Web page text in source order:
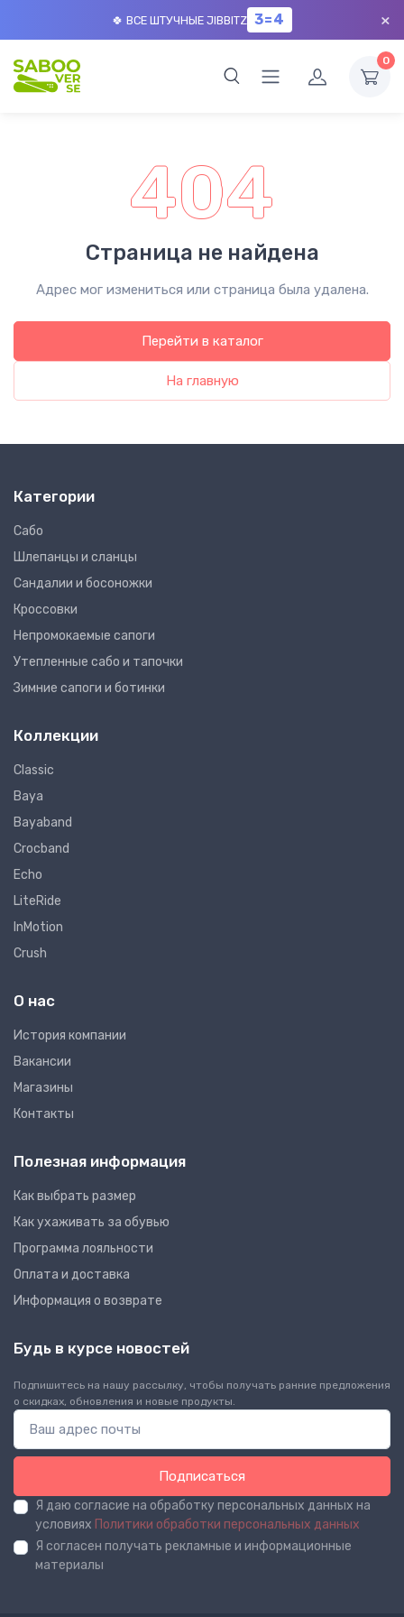
🍀 ВСЕ ШТУЧНЫЕ JIBBITZ 3=4 ×
0
404
Страница не найдена
Адрес мог измениться или страница была удалена.
Перейти в каталог
На главную
Категории
Сабо
Шлепанцы и сланцы
Сандалии и босоножки
Кроссовки
Непромокаемые сапоги
Утепленные сабо и тапочки
Зимние сапоги и ботинки
Коллекции
Classic
Baya
Bayaband
Crocband
Echo
LiteRide
InMotion
Crush
О нас
Иcтория компании
Вакансии
Магазины
Контакты
Полезная информация
Как выбрать размер
Как ухаживать за обувью
Программа лояльности
Оплата и доставка
Информация о возврате
Будь в курсе новостей
Подпишитесь на нашу рассылку, чтобы получать ранние предложения
о скидках, обновления и новые продукты.
Подписаться
Я даю согласие на обработку персональных данных на
условиях Политики обработки персональных данных
Я согласен получать рекламные и информационные
материалы